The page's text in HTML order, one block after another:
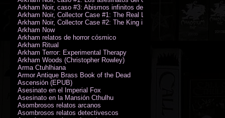
Arkham Noir, caso #3: Abismos infinitos de oscuridad
Arkham Noir, Collector Case #1: The Real Leeds
Arkham Noir, Collector Case #2: The King in Yellow
Arkham Now
Arkham relatos de horror cósmico
Arkham Ritual
Arkham Terror: Experimental Therapy
Arkham Woods (Christopher Rowley)
Arma Ctuhlhiana
Armor Antique Brass Book of the Dead
Ascensión (EPUB)
Asesinato en el Imperial Fox
Asesinato en la Mansión Cthulhu
Asombrosos relatos arcanos
Asombrosos relatos detectivescos